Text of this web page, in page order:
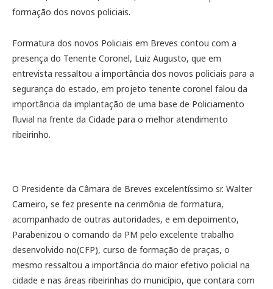
formação dos novos policiais.
Formatura dos novos Policiais em Breves contou com a
presença do Tenente Coronel, Luiz Augusto, que em
entrevista ressaltou a importância dos novos policiais para a
segurança do estado, em projeto tenente coronel falou da
importância da implantação de uma base de Policiamento
fluvial na frente da Cidade para o melhor atendimento
ribeirinho.
O Presidente da Câmara de Breves excelentíssimo sr. Walter
Carneiro, se fez presente na cerimônia de formatura,
acompanhado de outras autoridades, e em depoimento,
Parabenizou o comando da PM pelo excelente trabalho
desenvolvido no(CFP), curso de formação de praças, o
mesmo ressaltou a importância do maior efetivo policial na
cidade e nas áreas ribeirinhas do município, que contara com